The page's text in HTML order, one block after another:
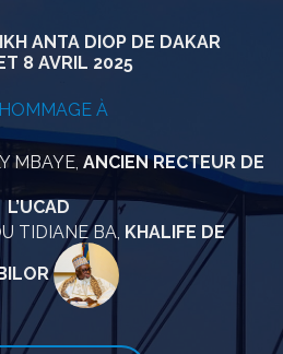
ANTA DIOP DE DAKAR
8 AVRIL 2025
À
MBAYE, ANCIEN RECTEUR DE
L’UCAD
TIDIANE BA, KHALIFE DE